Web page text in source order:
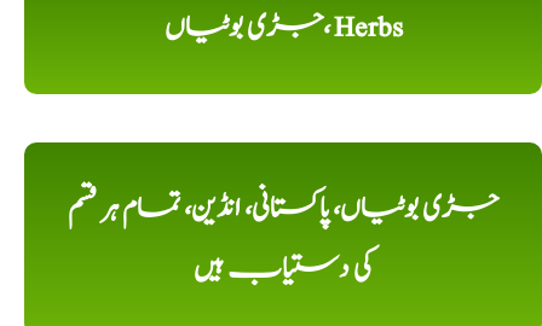
جڑی بوٹیاں، Herbs
جڑی بوٹیاں، پاکستانی، انڈین، تمام ہر قسم
کی دستیاب ہیں